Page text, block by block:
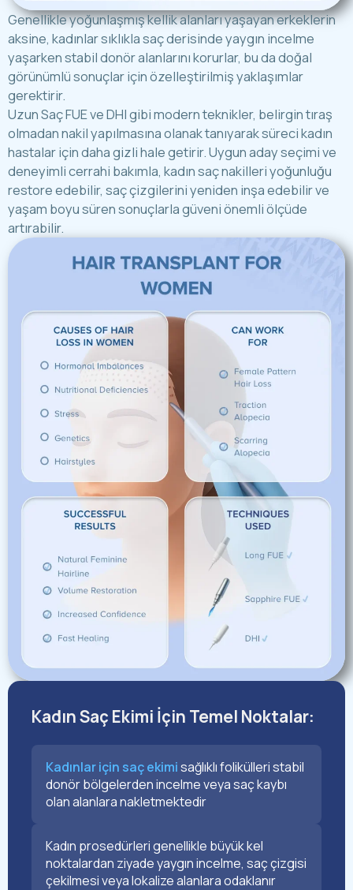
Genellikle yoğunlaşmış kellik alanları yaşayan erkeklerin
aksine, kadınlar sıklıkla saç derisinde yaygın incelme
yaşarken stabil donör alanlarını korurlar, bu da doğal
görünümlü sonuçlar için özelleştirilmiş yaklaşımlar
gerektirir.
Uzun Saç FUEveDHIgibi modern teknikler, belirgin tıraş
olmadan nakil yapılmasına olanak tanıyarak süreci kadın
hastalar için daha gizli hale getirir. Uygun aday seçimi ve
deneyimli cerrahi bakımla, kadın saç nakilleri yoğunluğu
restore edebilir, saç çizgilerini yeniden inşa edebilir ve
yaşam boyu süren sonuçlarla güveni önemli ölçüde
artırabilir.
Kadın Saç Ekimi İçin Temel Noktalar:
Kadınlar için saç ekimisağlıklı folikülleri stabil
donör bölgelerden incelme veya saç kaybı
olan alanlara nakletmektedir
Kadın prosedürleri genellikle büyük kel
noktalardan ziyade yaygın incelme, saç çizgisi
çekilmesi veya lokalize alanlara odaklanır